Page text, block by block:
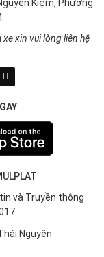
Kiệm, Phường
xe xin vui lòng liên hệ
và Truyền thông
Nguyên